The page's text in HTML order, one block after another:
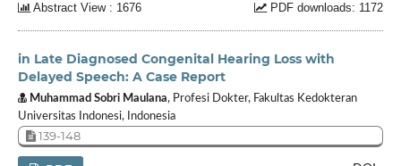
Abstract View : 1676
PDF downloads: 1172
in Late Diagnosed Congenital Hearing Loss with
Delayed Speech: A Case Report
Muhammad Sobri Maulana, Profesi Dokter, Fakultas Kedokteran
Universitas Indonesi, Indonesia
139-148